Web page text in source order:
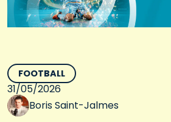
FOOTBALL
31/05/2026
Boris Saint-Jalmes